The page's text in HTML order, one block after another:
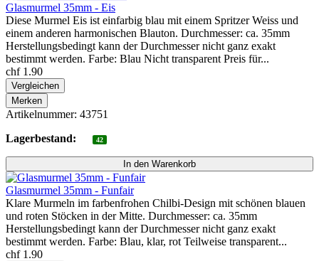
Glasmurmel 35mm - Eis
Diese Murmel Eis ist einfarbig blau mit einem Spritzer Weiss und
einem anderen harmonischen Blauton. Durchmesser: ca. 35mm
Herstellungsbedingt kann der Durchmesser nicht ganz exakt
bestimmt werden. Farbe: Blau Nicht transparent Preis für...
chf 1.90
Vergleichen
Merken
Artikelnummer: 43751
Lagerbestand:
42
Glasmurmel 35mm - Funfair
Klare Murmeln im farbenfrohen Chilbi-Design mit schönen blauen
und roten Stöcken in der Mitte. Durchmesser: ca. 35mm
Herstellungsbedingt kann der Durchmesser nicht ganz exakt
bestimmt werden. Farbe: Blau, klar, rot Teilweise transparent...
chf 1.90